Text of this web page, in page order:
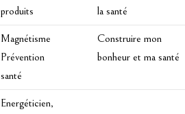
produits
la santé
Magnétisme
Prévention
santé
Construire mon
bonheur et ma santé
Energéticien,